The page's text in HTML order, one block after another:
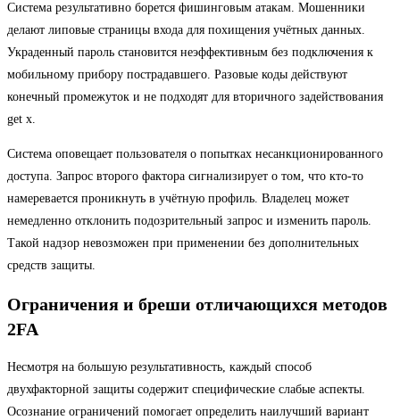
Система результативно борется фишинговым атакам. Мошенники
делают липовые страницы входа для похищения учётных данных.
Украденный пароль становится неэффективным без подключения к
мобильному прибору пострадавшего. Разовые коды действуют
конечный промежуток и не подходят для вторичного задействования
get x.
Система оповещает пользователя о попытках несанкционированного
доступа. Запрос второго фактора сигнализирует о том, что кто-то
намеревается проникнуть в учётную профиль. Владелец может
немедленно отклонить подозрительный запрос и изменить пароль.
Такой надзор невозможен при применении без дополнительных
средств защиты.
Ограничения и бреши отличающихся методов
2FA
Несмотря на большую результативность, каждый способ
двухфакторной защиты содержит специфические слабые аспекты.
Осознание ограничений помогает определить наилучший вариант